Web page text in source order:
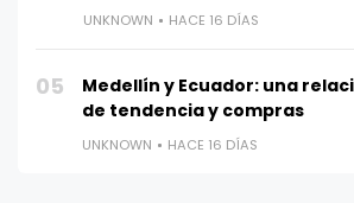
UNKNOWN HACE 16 DÍAS
05
Medellín y Ecuador: una
de tendencia y compras
UNKNOWN HACE 16 DÍAS